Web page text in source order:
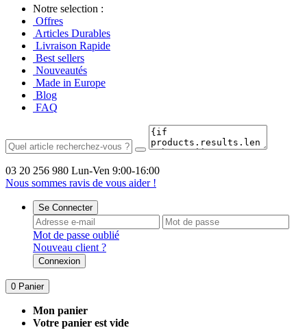
Notre selection :
Offres
Articles Durables
Livraison Rapide
Best sellers
Nouveautés
Made in Europe
Blog
FAQ
03 20 256 980 Lun-Ven 9:00-16:00
Nous sommes ravis de vous aider !
Se Connecter
Mot de passe oublié
Nouveau client ?
Connexion
0 Panier
Mon panier
Votre panier est vide